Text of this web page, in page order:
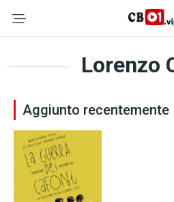
Lorenzo
Aggiunto recentemente